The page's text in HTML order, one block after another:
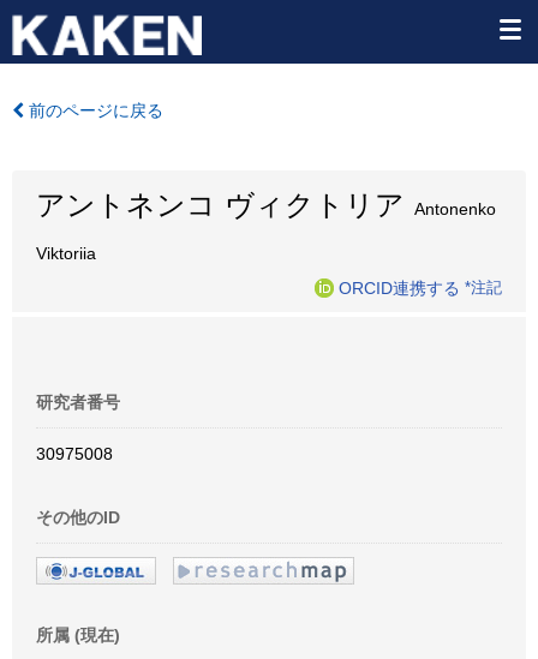
前のページに戻る
アントネンコ ヴィクトリア Antonenko
Viktoriia
ORCID連携する *注記
研究者番号
30975008
その他のID
所属 (現在)